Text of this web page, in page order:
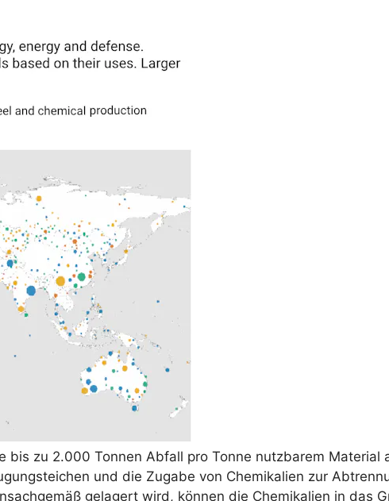
zu 2.000 Tonnen Abfall pro Tonne nutzbarem Material
und die Zugabe von Chemikalien zur
gelagert wird, können die Chemikalien in das